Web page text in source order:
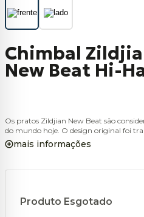
Chimbal
New Beat Hi-
Os pratos Zildjian New Beat são
do mundo hoje. O design original foi
baterista, Louie Bellson, que buscou
sólida e uma combinação perfeita para
tradicional. O resultado é um prato
mais informações
Produto Esgotado